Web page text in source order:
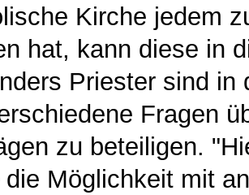
Kirche jedem
hat, kann diese in
Priester sind in
Fragen
zu beteiligen.
die Möglichkeit mit